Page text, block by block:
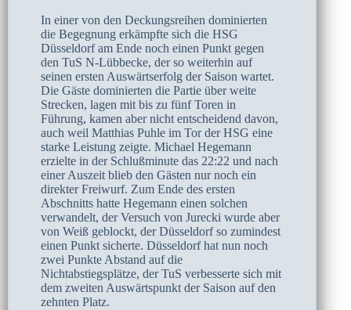
In einer von den Deckungsreihen dominierten
die Begegnung erkämpfte sich die HSG
Düsseldorf am Ende noch einen Punkt gegen
den TuS N-Lübbecke, der so weiterhin auf
seinen ersten Auswärtserfolg der Saison wartet.
Die Gäste dominierten die Partie über weite
Strecken, lagen mit bis zu fünf Toren in
Führung, kamen aber nicht entscheidend davon,
auch weil Matthias Puhle im Tor der HSG eine
starke Leistung zeigte. Michael Hegemann
erzielte in der Schlußminute das 22:22 und nach
einer Auszeit blieb den Gästen nur noch ein
direkter Freiwurf. Zum Ende des ersten
Abschnitts hatte Hegemann einen solchen
verwandelt, der Versuch von Jurecki wurde aber
von Weiß geblockt, der Düsseldorf so zumindest
einen Punkt sicherte. Düsseldorf hat nun noch
zwei Punkte Abstand auf die
Nichtabstiegsplätze, der TuS verbesserte sich mit
dem zweiten Auswärtspunkt der Saison auf den
zehnten Platz.